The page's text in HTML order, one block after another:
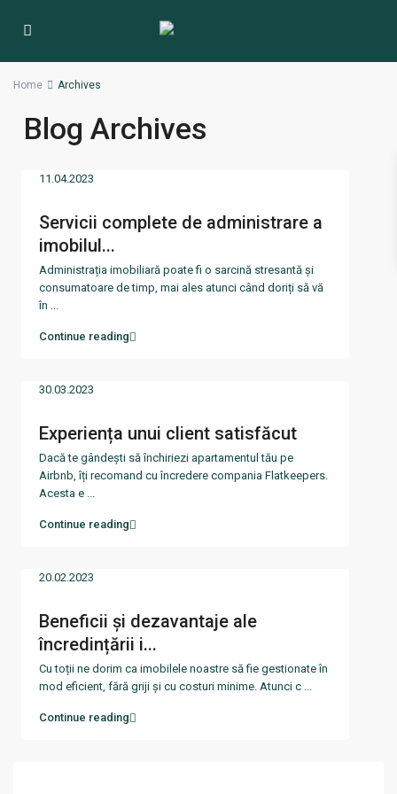
Home Archives
Blog Archives
Servicii complete de administrare a
imobilul...
11.04.2023
Administrația imobiliară poate fi o sarcină stresantă și
consumatoare de timp, mai ales atunci când doriți să vă
în ...
Continue reading
Experiența unui client satisfăcut
30.03.2023
Dacă te gândești să închiriezi apartamentul tău pe
Airbnb, îți recomand cu încredere compania Flatkeepers.
Acesta e ...
Continue reading
Beneficii și dezavantaje ale
încredințării i...
20.02.2023
Cu toții ne dorim ca imobilele noastre să fie gestionate în
mod eficient, fără griji și cu costuri minime. Atunci c ...
Continue reading